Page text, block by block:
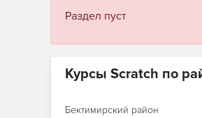
Раздел пуст
Курсы Scratch по
Бектимирский район